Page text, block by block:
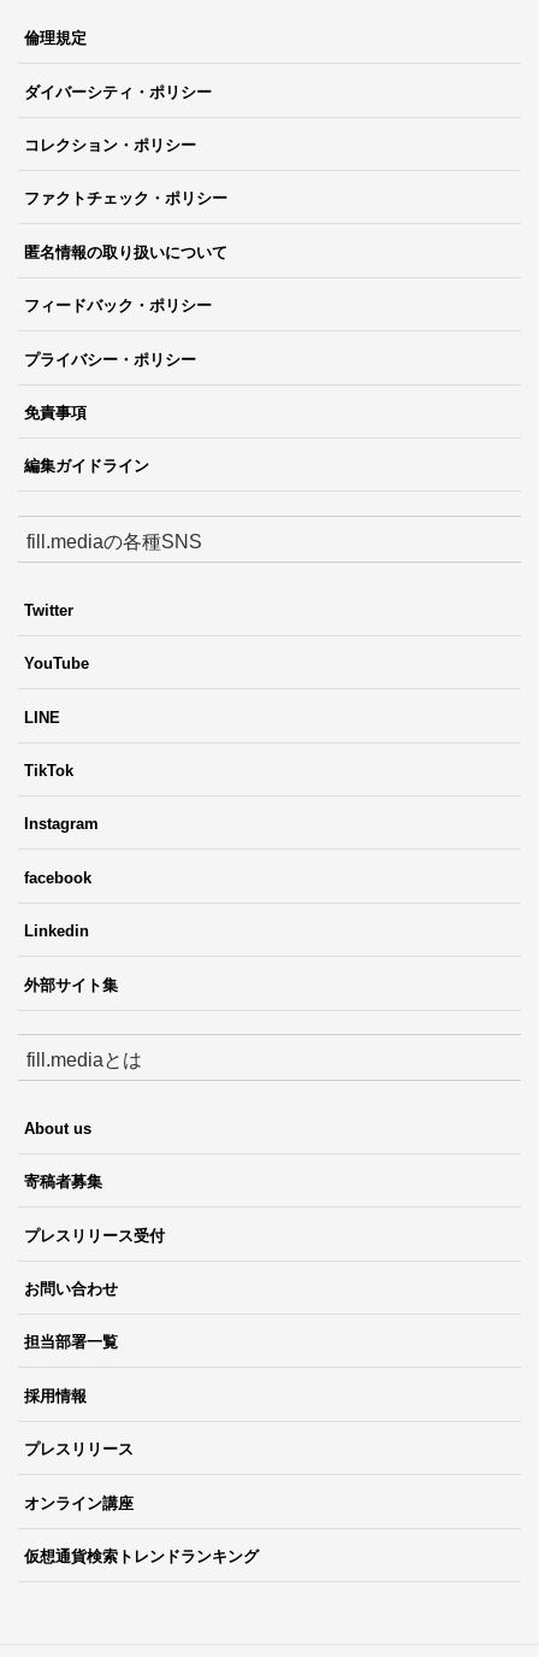
倫理規定
ダイバーシティ・ポリシー
コレクション・ポリシー
ファクトチェック・ポリシー
匿名情報の取り扱いについて
フィードバック・ポリシー
プライバシー・ポリシー
免責事項
編集ガイドライン
fill.mediaの各種SNS
Twitter
YouTube
LINE
TikTok
Instagram
facebook
Linkedin
外部サイト集
fill.mediaとは
About us
寄稿者募集
プレスリリース受付
お問い合わせ
担当部署一覧
採用情報
プレスリリース
オンライン講座
仮想通貨検索トレンドランキング